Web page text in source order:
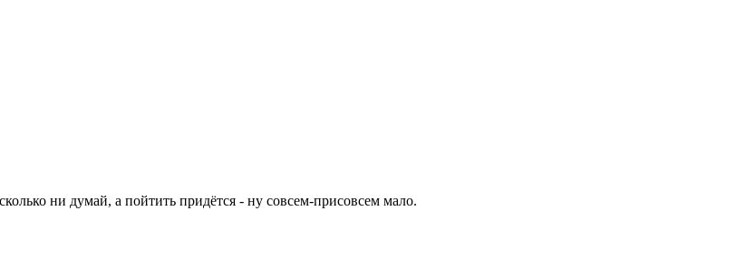
ни думай, а пойтить придётся - ну совсем-присовсем мало.